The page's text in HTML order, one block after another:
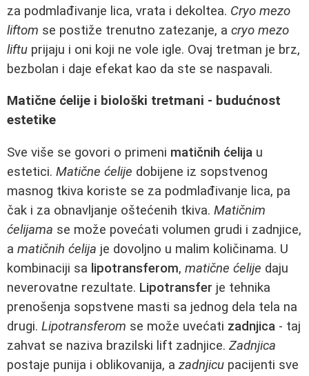
za podmlađivanje lica, vrata i dekoltea. Cryo mezo
liftom se postiže trenutno zatezanje, a cryo mezo
liftu prijaju i oni koji ne vole igle. Ovaj tretman je brz,
bezbolan i daje efekat kao da ste se naspavali.
Matične ćelije i biološki tretmani - budućnost
estetike
Sve više se govori o primeni matičnih ćelija u
estetici. Matične ćelije dobijene iz sopstvenog
masnog tkiva koriste se za podmlađivanje lica, pa
čak i za obnavljanje oštećenih tkiva. Matičnim
ćelijama se može povećati volumen grudi i zadnjice,
a matičnih ćelija je dovoljno u malim količinama. U
kombinaciji sa lipotransferom, matične ćelije daju
neverovatne rezultate. Lipotransfer je tehnika
prenošenja sopstvene masti sa jednog dela tela na
drugi. Lipotransferom se može uvećati zadnjica - taj
zahvat se naziva brazilski lift zadnjice. Zadnjica
postaje punija i oblikovanija, a zadnjicu pacijenti sve